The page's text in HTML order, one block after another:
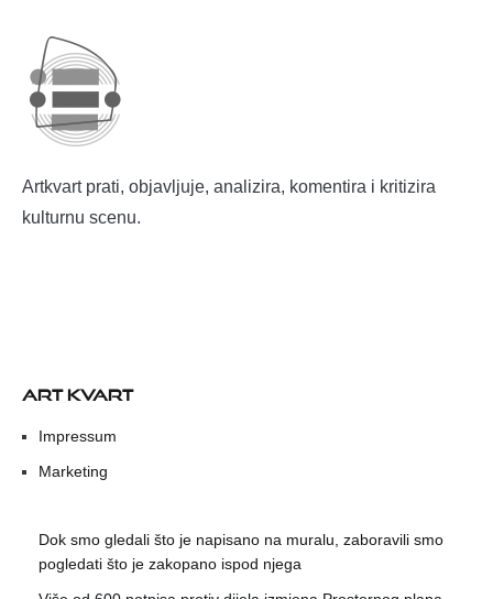
Artkvart prati, objavljuje, analizira, komentira i kritizira
kulturnu scenu.
ART KVART
Impressum
Marketing
Dok smo gledali što je napisano na muralu, zaboravili smo
pogledati što je zakopano ispod njega